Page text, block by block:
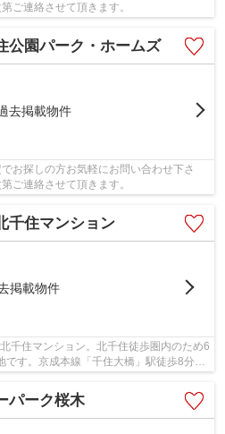
ご連絡させて頂きます。
公園パーク・ホームズ
去掲載物件
お探しの方お気軽にお問い合わせ下さ
ご連絡させて頂きます。
千住マンション
掲載物件
千住マンション。北千住徒歩圏内のため6
です。京成本線「千住大橋」駅徒歩8分も
コンビニがあり...
パーク桜木